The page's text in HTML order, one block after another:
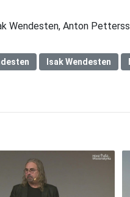
Wendesten, Anton
Isak Wendesten